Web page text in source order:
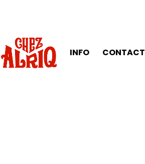
INFO CONTACT